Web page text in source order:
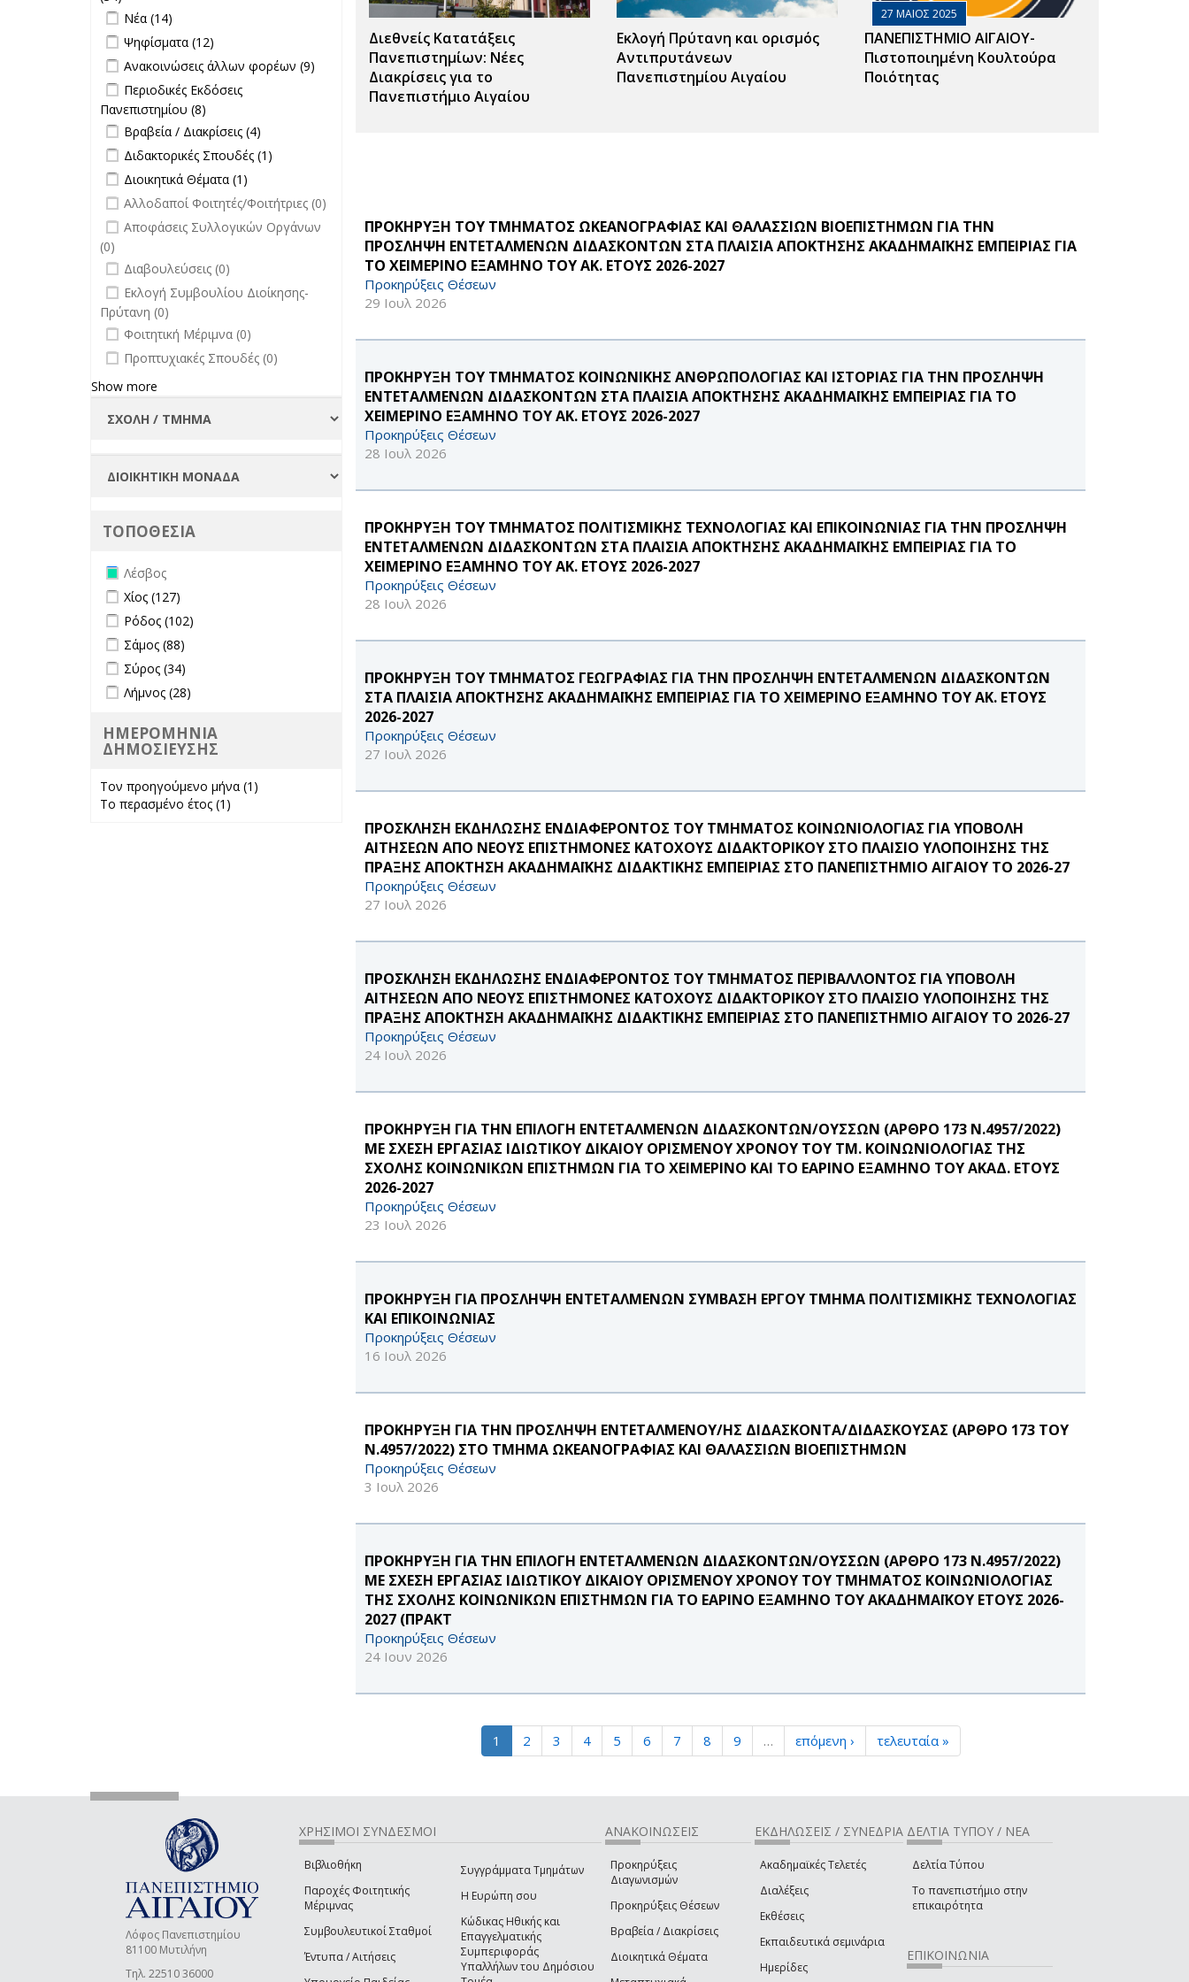
Διεθνείς Κατατάξεις
Πανεπιστημίων: Νέες
Διακρίσεις για το
Πανεπιστήμιο Αιγαίου
Εκλογή Πρύτανη και ορισμός
Αντιπρυτάνεων
Πανεπιστημίου Αιγαίου
27 ΜΑΙΟΣ 2025
ΠΑΝΕΠΙΣΤΗΜΙΟ ΑΙΓΑΙΟΥ-
Πιστοποιημένη Κουλτούρα
Ποιότητας
ΠΡΟΚΗΡΥΞΗ ΤΟΥ ΤΜΗΜΑΤΟΣ ΩΚΕΑΝΟΓΡΑΦΙΑΣ ΚΑΙ ΘΑΛΑΣΣΙΩΝ ΒΙΟΕΠΙΣΤΗΜΩΝ ΓΙΑ ΤΗΝ
ΠΡΟΣΛΗΨΗ ΕΝΤΕΤΑΛΜΕΝΩΝ ΔΙΔΑΣΚΟΝΤΩΝ ΣΤΑ ΠΛΑΙΣΙΑ ΑΠΟΚΤΗΣΗΣ ΑΚΑΔΗΜΑΪΚΗΣ ΕΜΠΕΙΡΙΑΣ ΓΙΑ
ΤΟ ΧΕΙΜΕΡΙΝΟ ΕΞΑΜΗΝΟ ΤΟΥ ΑΚ. ΕΤΟΥΣ 2026-2027
Προκηρύξεις Θέσεων
29 Ιουλ 2026
ΠΡΟΚΗΡΥΞΗ ΤΟΥ ΤΜΗΜΑΤΟΣ ΚΟΙΝΩΝΙΚΗΣ ΑΝΘΡΩΠΟΛΟΓΙΑΣ ΚΑΙ ΙΣΤΟΡΙΑΣ ΓΙΑ ΤΗΝ ΠΡΟΣΛΗΨΗ
ΕΝΤΕΤΑΛΜΕΝΩΝ ΔΙΔΑΣΚΟΝΤΩΝ ΣΤΑ ΠΛΑΙΣΙΑ ΑΠΟΚΤΗΣΗΣ ΑΚΑΔΗΜΑΪΚΗΣ ΕΜΠΕΙΡΙΑΣ ΓΙΑ ΤΟ
ΧΕΙΜΕΡΙΝΟ ΕΞΑΜΗΝΟ ΤΟΥ ΑΚ. ΕΤΟΥΣ 2026-2027
Προκηρύξεις Θέσεων
28 Ιουλ 2026
ΠΡΟΚΗΡΥΞΗ ΤΟΥ ΤΜΗΜΑΤΟΣ ΠΟΛΙΤΙΣΜΙΚΗΣ ΤΕΧΝΟΛΟΓΙΑΣ ΚΑΙ ΕΠΙΚΟΙΝΩΝΙΑΣ ΓΙΑ ΤΗΝ ΠΡΟΣΛΗΨΗ
ΕΝΤΕΤΑΛΜΕΝΩΝ ΔΙΔΑΣΚΟΝΤΩΝ ΣΤΑ ΠΛΑΙΣΙΑ ΑΠΟΚΤΗΣΗΣ ΑΚΑΔΗΜΑΪΚΗΣ ΕΜΠΕΙΡΙΑΣ ΓΙΑ ΤΟ
ΧΕΙΜΕΡΙΝΟ ΕΞΑΜΗΝΟ ΤΟΥ ΑΚ. ΕΤΟΥΣ 2026-2027
Προκηρύξεις Θέσεων
28 Ιουλ 2026
ΠΡΟΚΗΡΥΞΗ ΤΟΥ ΤΜΗΜΑΤΟΣ ΓΕΩΓΡΑΦΙΑΣ ΓΙΑ ΤΗΝ ΠΡΟΣΛΗΨΗ ΕΝΤΕΤΑΛΜΕΝΩΝ ΔΙΔΑΣΚΟΝΤΩΝ
ΣΤΑ ΠΛΑΙΣΙΑ ΑΠΟΚΤΗΣΗΣ ΑΚΑΔΗΜΑΪΚΗΣ ΕΜΠΕΙΡΙΑΣ ΓΙΑ ΤΟ ΧΕΙΜΕΡΙΝΟ ΕΞΑΜΗΝΟ ΤΟΥ ΑΚ. ΕΤΟΥΣ
2026-2027
Προκηρύξεις Θέσεων
27 Ιουλ 2026
ΠΡΟΣΚΛΗΣΗ ΕΚΔΗΛΩΣΗΣ ΕΝΔΙΑΦΕΡΟΝΤΟΣ ΤΟΥ ΤΜΗΜΑΤΟΣ ΚΟΙΝΩΝΙΟΛΟΓΙΑΣ ΓΙΑ ΥΠΟΒΟΛΗ
ΑΙΤΗΣΕΩΝ ΑΠΟ ΝΕΟΥΣ ΕΠΙΣΤΗΜΟΝΕΣ ΚΑΤΟΧΟΥΣ ΔΙΔΑΚΤΟΡΙΚΟΥ ΣΤΟ ΠΛΑΙΣΙΟ ΥΛΟΠΟΙΗΣΗΣ ΤΗΣ
ΠΡΑΞΗΣ ΑΠΟΚΤΗΣΗ ΑΚΑΔΗΜΑΪΚΗΣ ΔΙΔΑΚΤΙΚΗΣ ΕΜΠΕΙΡΙΑΣ ΣΤΟ ΠΑΝΕΠΙΣΤΗΜΙΟ ΑΙΓΑΙΟΥ ΤΟ 2026-27
Προκηρύξεις Θέσεων
27 Ιουλ 2026
ΠΡΟΣΚΛΗΣΗ ΕΚΔΗΛΩΣΗΣ ΕΝΔΙΑΦΕΡΟΝΤΟΣ ΤΟΥ ΤΜΗΜΑΤΟΣ ΠΕΡΙΒΑΛΛΟΝΤΟΣ ΓΙΑ ΥΠΟΒΟΛΗ
ΑΙΤΗΣΕΩΝ ΑΠΟ ΝΕΟΥΣ ΕΠΙΣΤΗΜΟΝΕΣ ΚΑΤΟΧΟΥΣ ΔΙΔΑΚΤΟΡΙΚΟΥ ΣΤΟ ΠΛΑΙΣΙΟ ΥΛΟΠΟΙΗΣΗΣ ΤΗΣ
ΠΡΑΞΗΣ ΑΠΟΚΤΗΣΗ ΑΚΑΔΗΜΑΪΚΗΣ ΔΙΔΑΚΤΙΚΗΣ ΕΜΠΕΙΡΙΑΣ ΣΤΟ ΠΑΝΕΠΙΣΤΗΜΙΟ ΑΙΓΑΙΟΥ ΤΟ 2026-27
Προκηρύξεις Θέσεων
24 Ιουλ 2026
ΠΡΟΚΗΡΥΞΗ ΓΙΑ ΤΗΝ ΕΠΙΛΟΓΗ ΕΝΤΕΤΑΛΜΕΝΩΝ ΔΙΔΑΣΚΟΝΤΩΝ/ΟΥΣΣΩΝ (ΑΡΘΡΟ 173 Ν.4957/2022)
ΜΕ ΣΧΕΣΗ ΕΡΓΑΣΙΑΣ ΙΔΙΩΤΙΚΟΥ ΔΙΚΑΙΟΥ ΟΡΙΣΜΕΝΟΥ ΧΡΟΝΟΥ ΤΟΥ ΤΜ. ΚΟΙΝΩΝΙΟΛΟΓΙΑΣ ΤΗΣ
ΣΧΟΛΗΣ ΚΟΙΝΩΝΙΚΩΝ ΕΠΙΣΤΗΜΩΝ ΓΙΑ ΤΟ ΧΕΙΜΕΡΙΝΟ ΚΑΙ ΤΟ ΕΑΡΙΝΟ ΕΞΑΜΗΝΟ ΤΟΥ ΑΚΑΔ. ΕΤΟΥΣ
2026-2027
Προκηρύξεις Θέσεων
23 Ιουλ 2026
ΠΡΟΚΗΡΥΞΗ ΓΙΑ ΠΡΟΣΛΗΨΗ ΕΝΤΕΤΑΛΜΕΝΩΝ ΣΥΜΒΑΣΗ ΕΡΓΟΥ ΤΜΗΜΑ ΠΟΛΙΤΙΣΜΙΚΗΣ ΤΕΧΝΟΛΟΓΙΑΣ
ΚΑΙ ΕΠΙΚΟΙΝΩΝΙΑΣ
Προκηρύξεις Θέσεων
16 Ιουλ 2026
ΠΡΟΚΗΡΥΞΗ ΓΙΑ ΤΗΝ ΠΡΟΣΛΗΨΗ ΕΝΤΕΤΑΛΜΕΝΟΥ/ΗΣ ΔΙΔΑΣΚΟΝΤΑ/ΔΙΔΑΣΚΟΥΣΑΣ (ΑΡΘΡΟ 173 ΤΟΥ
Ν.4957/2022) ΣΤΟ ΤΜΗΜΑ ΩΚΕΑΝΟΓΡΑΦΙΑΣ ΚΑΙ ΘΑΛΑΣΣΙΩΝ ΒΙΟΕΠΙΣΤΗΜΩΝ
Προκηρύξεις Θέσεων
3 Ιουλ 2026
ΠΡΟΚΗΡΥΞΗ ΓΙΑ ΤΗΝ ΕΠΙΛΟΓΗ ΕΝΤΕΤΑΛΜΕΝΩΝ ΔΙΔΑΣΚΟΝΤΩΝ/ΟΥΣΣΩΝ (ΑΡΘΡΟ 173 Ν.4957/2022)
ΜΕ ΣΧΕΣΗ ΕΡΓΑΣΙΑΣ ΙΔΙΩΤΙΚΟΥ ΔΙΚΑΙΟΥ ΟΡΙΣΜΕΝΟΥ ΧΡΟΝΟΥ ΤΟΥ ΤΜΗΜΑΤΟΣ ΚΟΙΝΩΝΙΟΛΟΓΙΑΣ
ΤΗΣ ΣΧΟΛΗΣ ΚΟΙΝΩΝΙΚΩΝ ΕΠΙΣΤΗΜΩΝ ΓΙΑ ΤΟ ΕΑΡΙΝΟ ΕΞΑΜΗΝΟ ΤΟΥ ΑΚΑΔΗΜΑΪΚΟΥ ΕΤΟΥΣ 2026-
2027 (ΠΡΑΚΤ
Προκηρύξεις Θέσεων
24 Ιουν 2026
1 2 3 4 5 6 7 8 9 … επόμενη › τελευταία »
επικαιρότητα filter
Apply Νέα filter
Νέα (14)
Apply Ψηφίσματα filter
Ψηφίσματα (12)
Apply Ανακοινώσεις άλλων φορέων
filter
Ανακοινώσεις άλλων φορέων (9)
Ανακοινώσεις
Apply Περιοδικές Εκδόσεις
Πανεπιστημίου filter
Περιοδικές Εκδόσεις
Πανεπιστημίου (8)
Εκδόσεις
Πανεπιστημίου filter
Apply Βραβεία / Διακρίσεις filter
Βραβεία / Διακρίσεις (4)
Διακρίσεις
Apply Διδακτορικές Σπουδές filter
Διδακτορικές Σπουδές (1)
filter
Apply Διοικητικά Θέματα filter
Διοικητικά Θέματα (1)
undefined
Αλλοδαποί Φοιτητές/Φοιτήτριες (0)
undefined
Αποφάσεις Συλλογικών Οργάνων
(0)
undefined
Διαβουλεύσεις (0)
undefined
Εκλογή Συμβουλίου Διοίκησης-
Πρύτανη (0)
undefined
Φοιτητική Μέριμνα (0)
undefined
Προπτυχιακές Σπουδές (0)
Show more
ΤΟΠΟΘΕΣΙΑ
Remove Λέσβος filter
Λέσβος
Apply Χίος filter
Χίος (127)
Apply Ρόδος filter
Ρόδος (102)
Apply Σάμος filter
Σάμος (88)
Apply Σύρος filter
Σύρος (34)
Apply Λήμνος filter
Λήμνος (28)
ΗΜΕΡΟΜΗΝΙΑ
ΔΗΜΟΣΙΕΥΣΗΣ
Τον προηγούμενο μήνα (1)
Το περασμένο έτος (1)
Λόφος Πανεπιστημίου
81100 Μυτιλήνη
Τηλ. 22510 36000
ΧΡΗΣΙΜΟΙ ΣΥΝΔΕΣΜΟΙ
Βιβλιοθήκη
Παροχές Φοιτητικής
Μέριμνας
Συμβουλευτικοί Σταθμοί
Έντυπα / Αιτήσεις
Συγγράμματα Τμημάτων
Η Ευρώπη σου
Κώδικας Ηθικής και
Επαγγελματικής
Συμπεριφοράς
Υπαλλήλων του Δημόσιου
ΑΝΑΚΟΙΝΩΣΕΙΣ
Προκηρύξεις
Διαγωνισμών
Προκηρύξεις Θέσεων
Βραβεία / Διακρίσεις
Διοικητικά Θέματα
ΕΚΔΗΛΩΣΕΙΣ / ΣΥΝΕΔΡΙΑ
Ακαδημαϊκές Τελετές
Διαλέξεις
Εκθέσεις
Εκπαιδευτικά σεμινάρια
Ημερίδες
ΔΕΛΤΙΑ ΤΥΠΟΥ / ΝΕΑ
Δελτία Τύπου
Το πανεπιστήμιο στην
επικαιρότητα
ΕΠΙΚΟΙΝΩΝΙΑ